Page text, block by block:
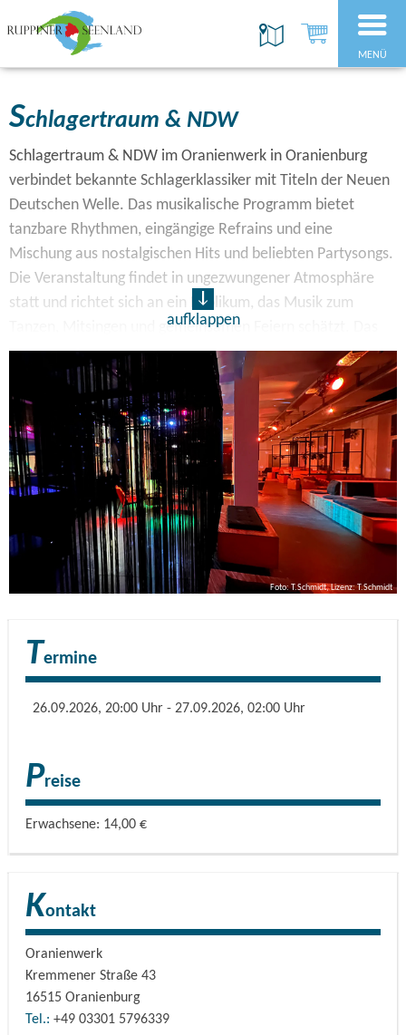
MENÜ
Schlagertraum & NDW
Schlagertraum & NDW im Oranienwerk in Oranienburg
verbindet bekannte Schlagerklassiker mit Titeln der Neuen
Deutschen Welle. Das musikalische Programm bietet
tanzbare Rhythmen, eingängige Refrains und eine
Mischung aus nostalgischen Hits und beliebten Partysongs.
Die Veranstaltung findet in ungezwungener Atmosphäre
statt und richtet sich an ein Publikum, das Musik zum
Tanzen, Mitsingen und gemeinsamen Feiern schätzt. Das
Oranienwerk bietet dafür einen passenden Rahmen für
einen geselligen Abend mit Musik verschiedener
Jahrzehnte.
aufklappen
Foto: T.Schmidt, Lizenz: T.Schmidt
Termine
26.09.2026, 20:00 Uhr - 27.09.2026, 02:00 Uhr
Preise
Erwachsene: 14,00 €
Kontakt
Oranienwerk
Kremmener Straße 43
16515 Oranienburg
Tel.: +49 03301 5796339